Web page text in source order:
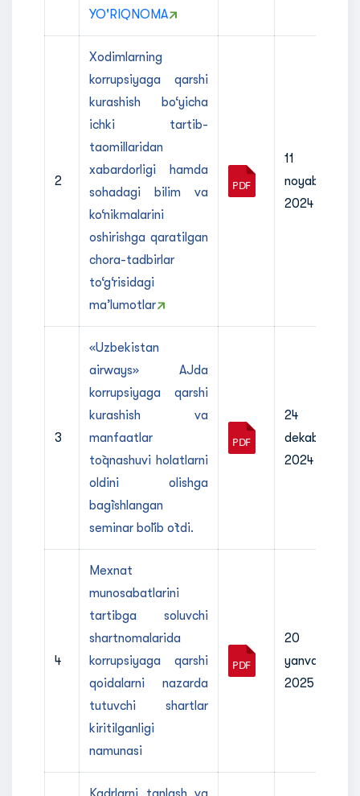
YO'RIQNOMA
2
Xodimlarning
korrupsiyaga qarshi
kurashish bo‘yicha
ichki tartib-
taomillaridan
xabardorligi hamda
sohadagi bilim va
ko‘nikmalarini
oshirishga qaratilgan
chora-tadbirlar
to‘g‘risidagi
maʼlumotlar
11
noyabr
2024
3
«Uzbekistan
airways» AJda
korrupsiyaga qarshi
kurashish va
manfaatlar
to`qnashuvi holatlarni
oldini olishga
bag`ishlangan
seminar bo`lib o`tdi.
24
dekabr
2024
4
Mexnat
munosabatlarini
tartibga soluvchi
shartnomalarida
korrupsiyaga qarshi
qoidalarni nazarda
tutuvchi shartlar
kiritilganligi
namunasi
20
yanvar
2025